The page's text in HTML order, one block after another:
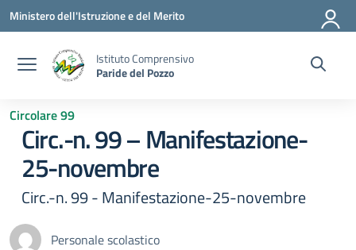
Vai ai contenuti
Vai al menu di navigazione
Vai al footer
Ministero dell'Istruzione e del Merito
Istituto Comprensivo
Paride del Pozzo
Circolare 99
Circ.-n. 99 – Manifestazione-
25-novembre
Circ.-n. 99 - Manifestazione-25-novembre
Personale scolastico